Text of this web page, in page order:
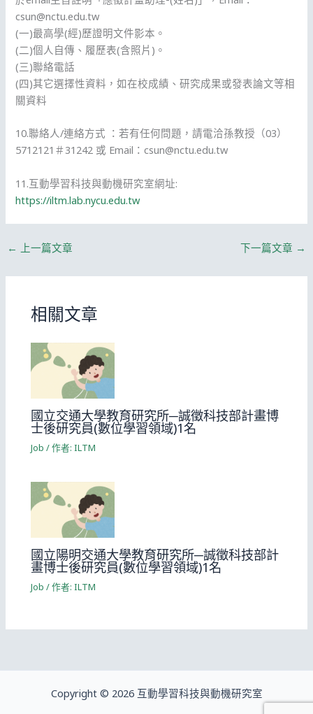
csun@nctu.edu.tw
(一)最高學(經)歷證明文件影本。
(二)個人自傳、履歷表(含照片)。
(三)聯絡電話
(四)其它選擇性資料，如在校成績、研究成果或發表論文等相
關資料
10.聯絡人/連絡方式 ：若有任何問題，請電洽孫教授（03）
5712121＃31242 或 Email：csun@nctu.edu.tw
11.互動學習科技與動機研究室網址:
https://iltm.lab.nycu.edu.tw
← 上一篇文章 下一篇文章 →
相關文章
國立交通大學教育研究所─誠徵科技部計畫博
士後研究員(數位學習領域)1名
Job / 作者:ILTM
國立陽明交通大學教育研究所─誠徵科技部計
畫博士後研究員(數位學習領域)1名
Job / 作者:ILTM
Copyright © 2026 互動學習科技與動機研究室